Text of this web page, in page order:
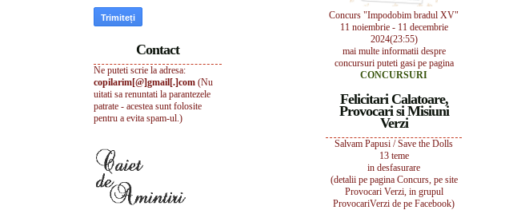
Concurs "Impodobim bradul XV"
11 noiembrie - 11 decembrie
2024(23:55)
mai multe informatii despre
concursuri puteti gasi pe pagina
CONCURSURI
Felicitari Calatoare,
Provocari si Misiuni
Verzi
Salvam Papusi / Save the Dolls
13 teme
in desfasurare
(detalii pe pagina Concurs, pe site
Provocari Verzi, in grupul
ProvocariVerzi de pe Facebook)
Contact
Ne puteti scrie la adresa:
copilarim[@]gmail[.]com (Nu
uitati sa renuntati la parantezele
patrate - acestea sunt folosite
pentru a evita spam-ul.)